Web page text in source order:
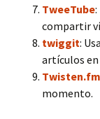
TweeTube:
compartir
twiggit:
artículos
Twisten.fm
momento.